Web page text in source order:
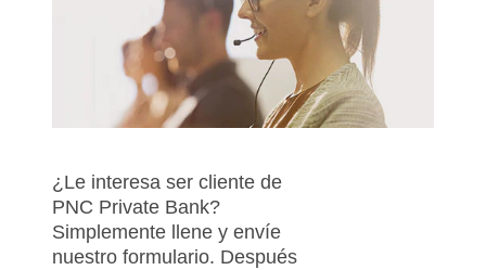
¿Le interesa ser cliente de
PNC Private Bank?
Simplemente llene y envíe
nuestro formulario. Después